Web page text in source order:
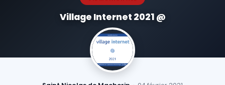
Village Internet 2021 @